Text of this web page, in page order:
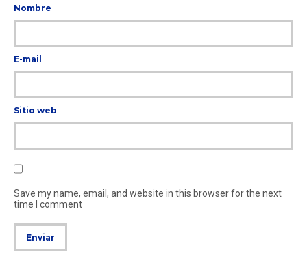
Nombre
E-mail
Sitio web
Save my name, email, and website in this browser for the next
time I comment